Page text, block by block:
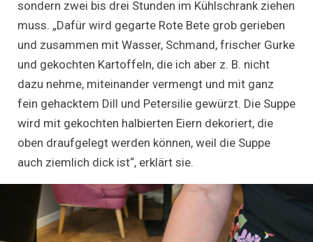
sondern zwei bis drei Stunden im Kühlschrank ziehen
muss. „Dafür wird gegarte Rote Bete grob gerieben
und zusammen mit Wasser, Schmand, frischer Gurke
und gekochten Kartoffeln, die ich aber z. B. nicht
dazu nehme, miteinander vermengt und mit ganz
fein gehacktem Dill und Petersilie gewürzt. Die Suppe
wird mit gekochten halbierten Eiern dekoriert, die
oben draufgelegt werden können, weil die Suppe
auch ziemlich dick ist“, erklärt sie.